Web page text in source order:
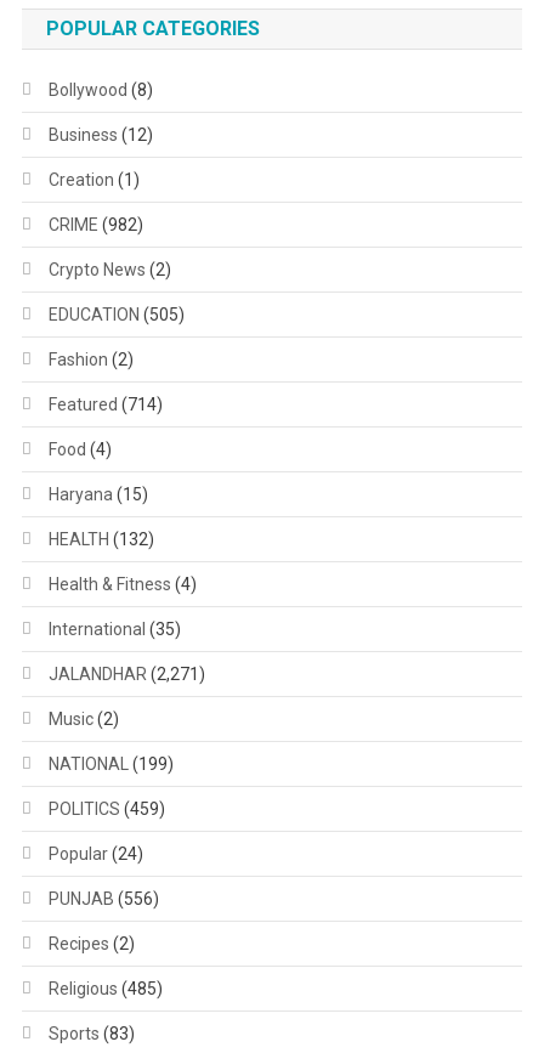
POPULAR CATEGORIES
Bollywood (8)
Business (12)
Creation (1)
CRIME (982)
Crypto News (2)
EDUCATION (505)
Fashion (2)
Featured (714)
Food (4)
Haryana (15)
HEALTH (132)
Health & Fitness (4)
International (35)
JALANDHAR (2,271)
Music(2)
NATIONAL (199)
POLITICS (459)
Popular(24)
PUNJAB (556)
Recipes (2)
Religious (485)
Sports (83)